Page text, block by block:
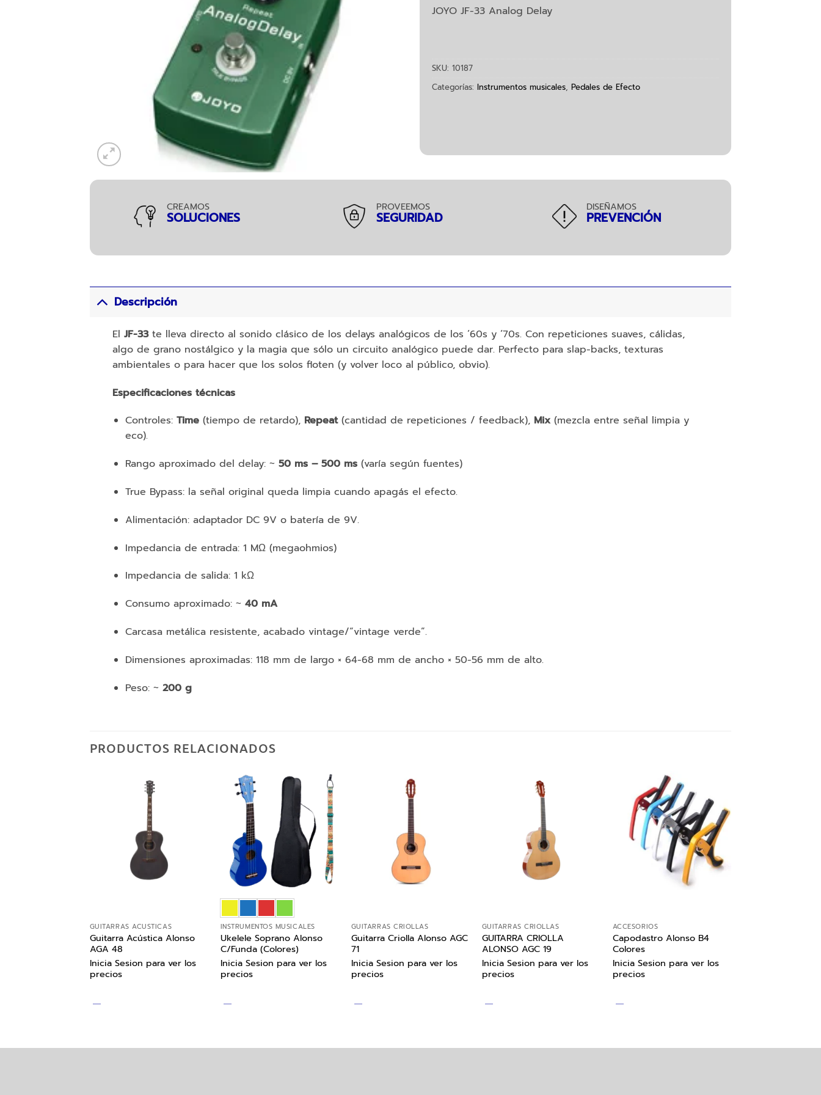
JOYO JF-33 Analog Delay
SKU: 10187
Categorías: Instrumentos musicales, Pedales de Efecto
CREAMOS
SOLUCIONES
PROVEEMOS
SEGURIDAD
DISEÑAMOS
PREVENCIÓN
Descripción
El JF-33te lleva directo al sonido clásico de los delays analógicos de los ’60s y ’70s. Con repeticiones suaves, cálidas,
algo de grano nostálgico y la magia que sólo un circuito analógico puede dar. Perfecto para slap-backs, texturas
ambientales o para hacer que los solos floten (y volver loco al público, obvio).
Especificaciones técnicas
Controles: Time(tiempo de retardo), Repeat(cantidad de repeticiones / feedback), Mix(mezcla entre señal limpia y
eco).
Rango aproximado del delay: ~ 50 ms – 500 ms(varía según fuentes)
True Bypass: la señal original queda limpia cuando apagás el efecto.
Alimentación: adaptador DC 9V o batería de 9V.
Impedancia de entrada: 1 MΩ (megaohmios)
Impedancia de salida: 1 kΩ
Consumo aproximado: ~ 40 mA
Carcasa metálica resistente, acabado vintage/“vintage verde”.
Dimensiones aproximadas: 118 mm de largo × 64-68 mm de ancho × 50-56 mm de alto.
Peso: ~ 200 g
PRODUCTOS RELACIONADOS
GUITARRAS ACÚSTICAS
Guitarra Acústica Alonso
AGA 48
Inicia Sesion para ver los
precios
INSTRUMENTOS MUSICALES
Ukelele Soprano Alonso
C/Funda (Colores)
Inicia Sesion para ver los
precios
GUITARRAS CRIOLLAS
Guitarra Criolla Alonso AGC
71
Inicia Sesion para ver los
precios
GUITARRAS CRIOLLAS
GUITARRA CRIOLLA
ALONSO AGC 19
Inicia Sesion para ver los
precios
ACCESORIOS
Capodastro Alonso B4
Colores
Inicia Sesion para ver los
precios